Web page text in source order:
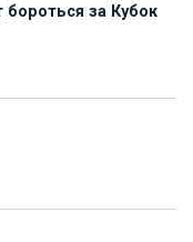
за Кубок